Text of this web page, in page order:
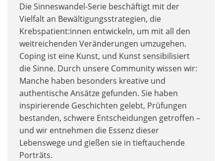
Die Sinneswandel-Serie beschäftigt mit der
Vielfalt an Bewältigungsstrategien, die
Krebspatient:innen entwickeln, um mit all den
weitreichenden Veränderungen umzugehen.
Coping ist eine Kunst, und Kunst sensibilisiert
die Sinne. Durch unsere Community wissen wir:
Manche haben besonders kreative und
authentische Ansätze gefunden. Sie haben
inspirierende Geschichten gelebt, Prüfungen
bestanden, schwere Entscheidungen getroffen –
und wir entnehmen die Essenz dieser
Lebenswege und gießen sie in tieftauchende
Porträts.